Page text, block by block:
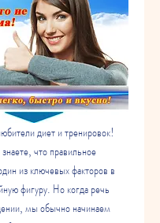
диет и тренировок!
что правильное
из ключевых факторов в
фигуру. Но когда речь
мы обычно начинаем